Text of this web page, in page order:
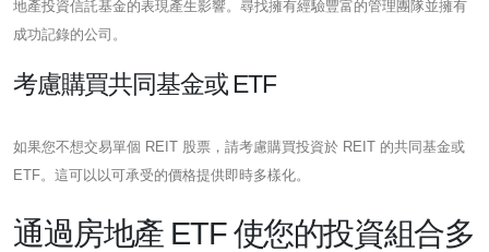
地產投資信託基金的表現產生影響。尋找擁有經驗豐富的管理團隊並擁有
成功記錄的公司。
考慮購買共同基金或 ETF
如果您不想交易單個 REIT 股票，請考慮購買投資於 REIT 的共同基金或
ETF。這可以以可承受的價格提供即時多樣化。
通過房地產 ETF 使您的投資組合多